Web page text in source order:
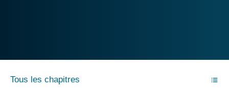
Tous les chapitres